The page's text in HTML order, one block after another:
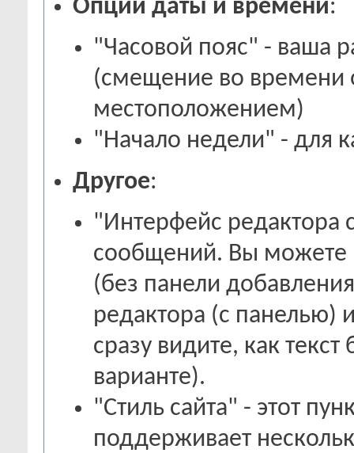
Опции даты и времени:
"Часовой пояс" - ваша
(смещение во времени
местоположением)
"Начало недели" - для
Другое:
"Интерфейс редактора
сообщений. Вы можете
(без панели
редактора (с панелью)
сразу видите, как
варианте).
"Стиль сайта" - этот
поддерживает